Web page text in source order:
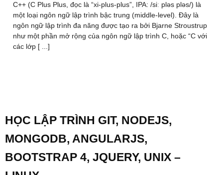
C++ (C Plus Plus, đọc là “xi-plus-plus”, IPA: /siː pləs pləs/) là
một loại ngôn ngữ lập trình bậc trung (middle-level). Đây là
ngôn ngữ lập trình đa năng được tạo ra bởi Bjarne Stroustrup
như một phần mở rộng của ngôn ngữ lập trình C, hoặc “C với
các lớp [ ...]
HỌC LẬP TRÌNH GIT, NODEJS,
MONGODB, ANGULARJS,
BOOTSTRAP 4, JQUERY, UNIX –